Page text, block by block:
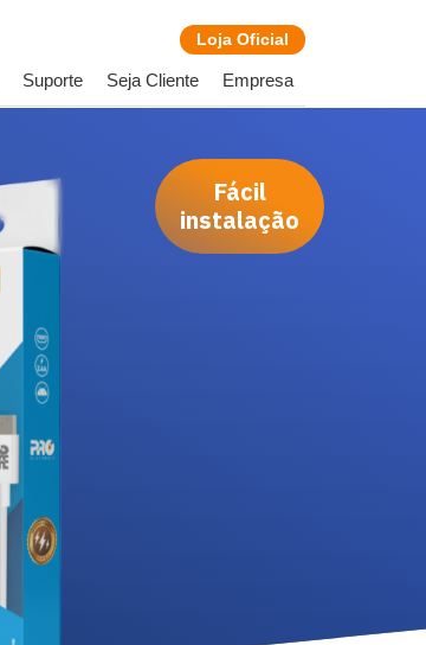
Loja Oficial
Suporte Seja Cliente Empresa
Fácil
instalação